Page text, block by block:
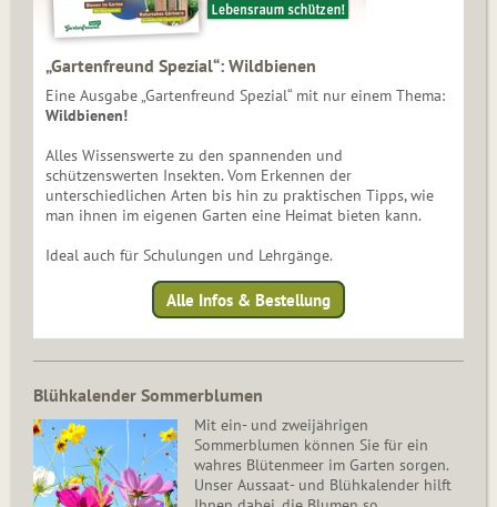
„Gartenfreund Spezial“: Wildbienen
Eine Ausgabe „Gartenfreund Spezial“ mit nur einem Thema:
Wildbienen!
Alles Wissenswerte zu den spannenden und
schützenswerten Insekten. Vom Erkennen der
unterschiedlichen Arten bis hin zu praktischen Tipps, wie
man ihnen im eigenen Garten eine Heimat bieten kann.
Ideal auch für Schulungen und Lehrgänge.
Alle Infos & Bestellung
Blühkalender Sommerblumen
Mit ein- und zweijährigen
Sommerblumen können Sie für ein
wahres Blütenmeer im Garten sorgen.
Unser Aussaat- und Blühkalender hilft